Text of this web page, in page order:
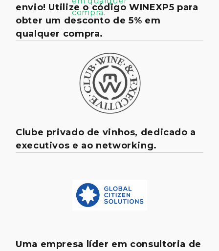
envio! Utilize o código WINEXP5 para
obter um desconto de 5% em
qualquer compra.
Clube privado de vinhos, dedicado a
executivos e ao networking.
Uma empresa líder em consultoria de